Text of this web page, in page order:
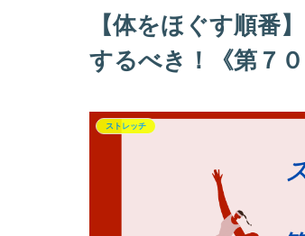
【体をほぐす順
するべき！《第７０
ストレッチ